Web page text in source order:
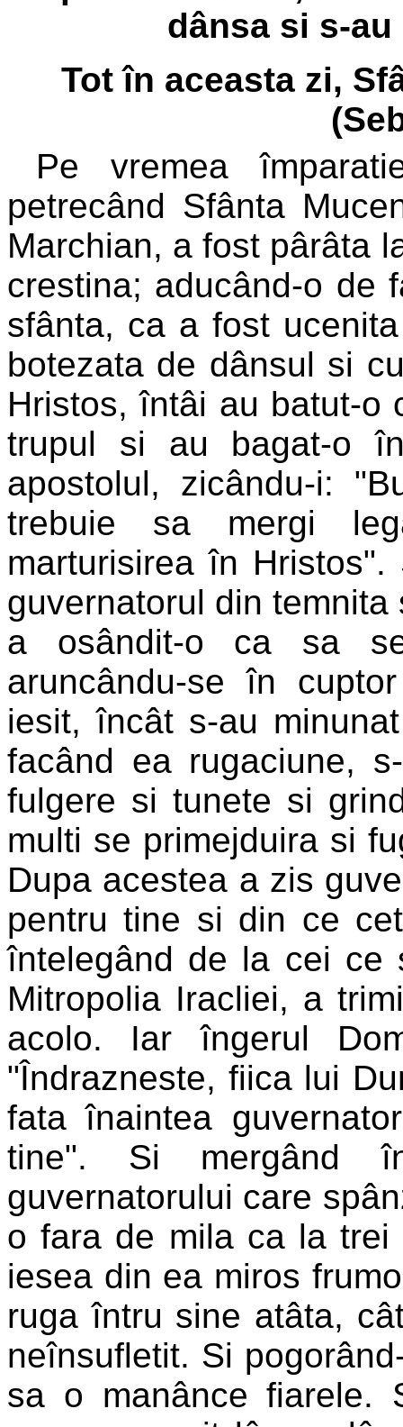
dânsa si s-
Tot în aceasta zi,
Pe vremea
petrecând Sfânta
Marchian, a fost pârâta
crestina; aducând-o de
sfânta, ca a fost
botezata de dânsul si
Hristos, întâi au batut-o
trupul si au bagat-o
apostolul, zicându-i:
trebuie sa mergi
marturisirea în
guvernatorul din
a osândit-o ca sa
aruncându-se în
iesit, încât s-au
facând ea rugaciune,
fulgere si tunete si
multi se primejduira si
Dupa acestea a zis
pentru tine si din ce
întelegând de la cei ce
Mitropolia Iracliei, a
acolo. Iar îngerul
"Îndrazneste, fiica lui
fata înaintea
tine". Si mergând
guvernatorului care
o fara de mila ca la trei
iesea din ea miros
ruga întru sine atâta,
neînsufletit. Si
sa o manânce fiarele.